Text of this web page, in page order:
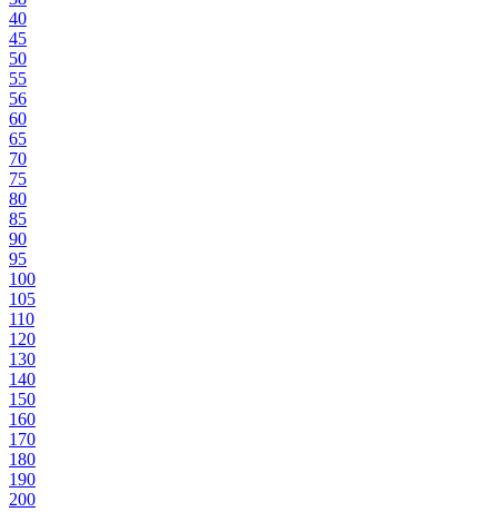
40
45
50
55
56
60
65
70
75
80
85
90
95
100
105
110
120
130
140
150
160
170
180
190
200